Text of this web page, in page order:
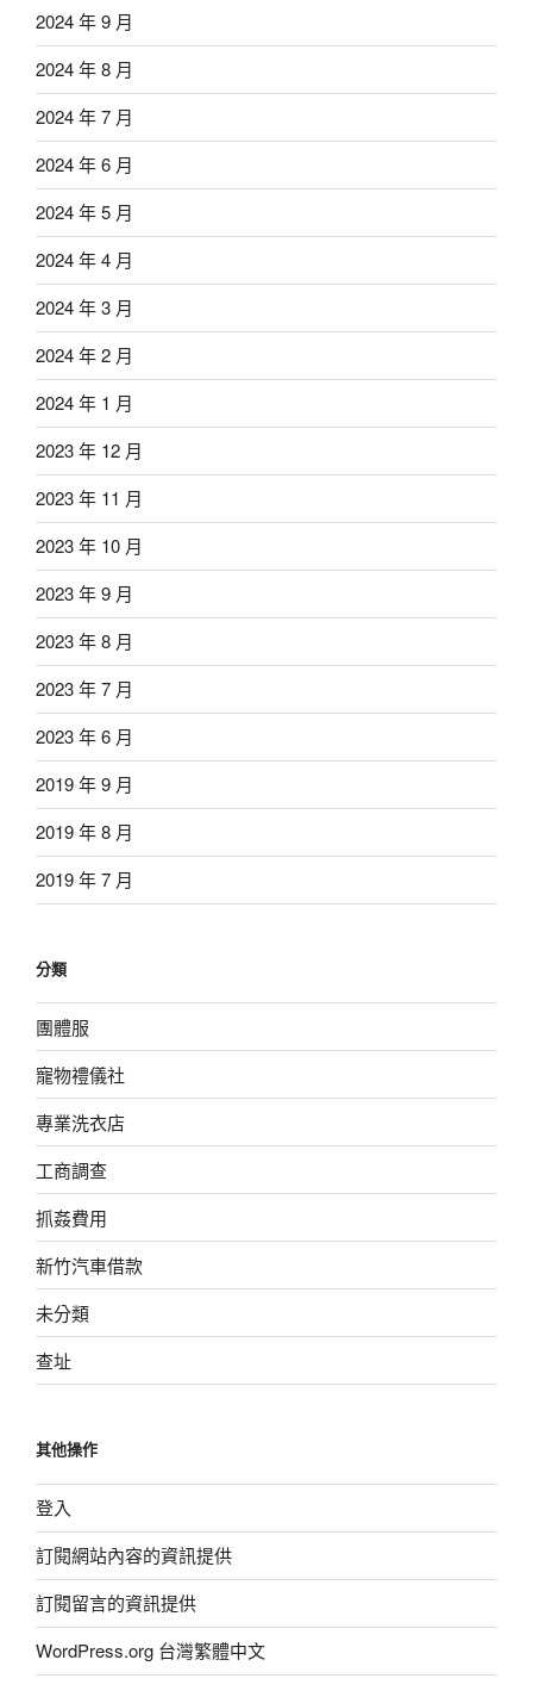
2024 年 9 月
2024 年 8 月
2024 年 7 月
2024 年 6 月
2024 年 5 月
2024 年 4 月
2024 年 3 月
2024 年 2 月
2024 年 1 月
2023 年 12 月
2023 年 11 月
2023 年 10 月
2023 年 9 月
2023 年 8 月
2023 年 7 月
2023 年 6 月
2019 年 9 月
2019 年 8 月
2019 年 7 月
分類
團體服
寵物禮儀社
專業洗衣店
工商調查
抓姦費用
新竹汽車借款
未分類
查址
其他操作
登入
訂閱網站內容的資訊提供
訂閱留言的資訊提供
WordPress.org 台灣繁體中文